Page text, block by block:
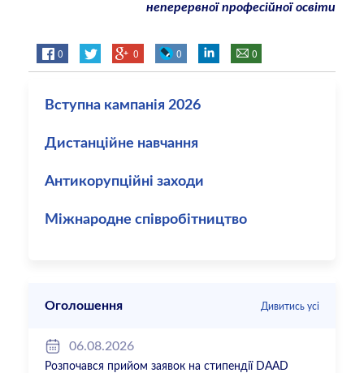
неперервної професійної освіти
0 0 0 0
Вступна кампанія 2026
Дистанційне навчання
Антикорупційні заходи
Міжнародне співробітництво
Оголошення Дивитись усі
06.08.2026
Розпочався прийом заявок на стипендії DAAD